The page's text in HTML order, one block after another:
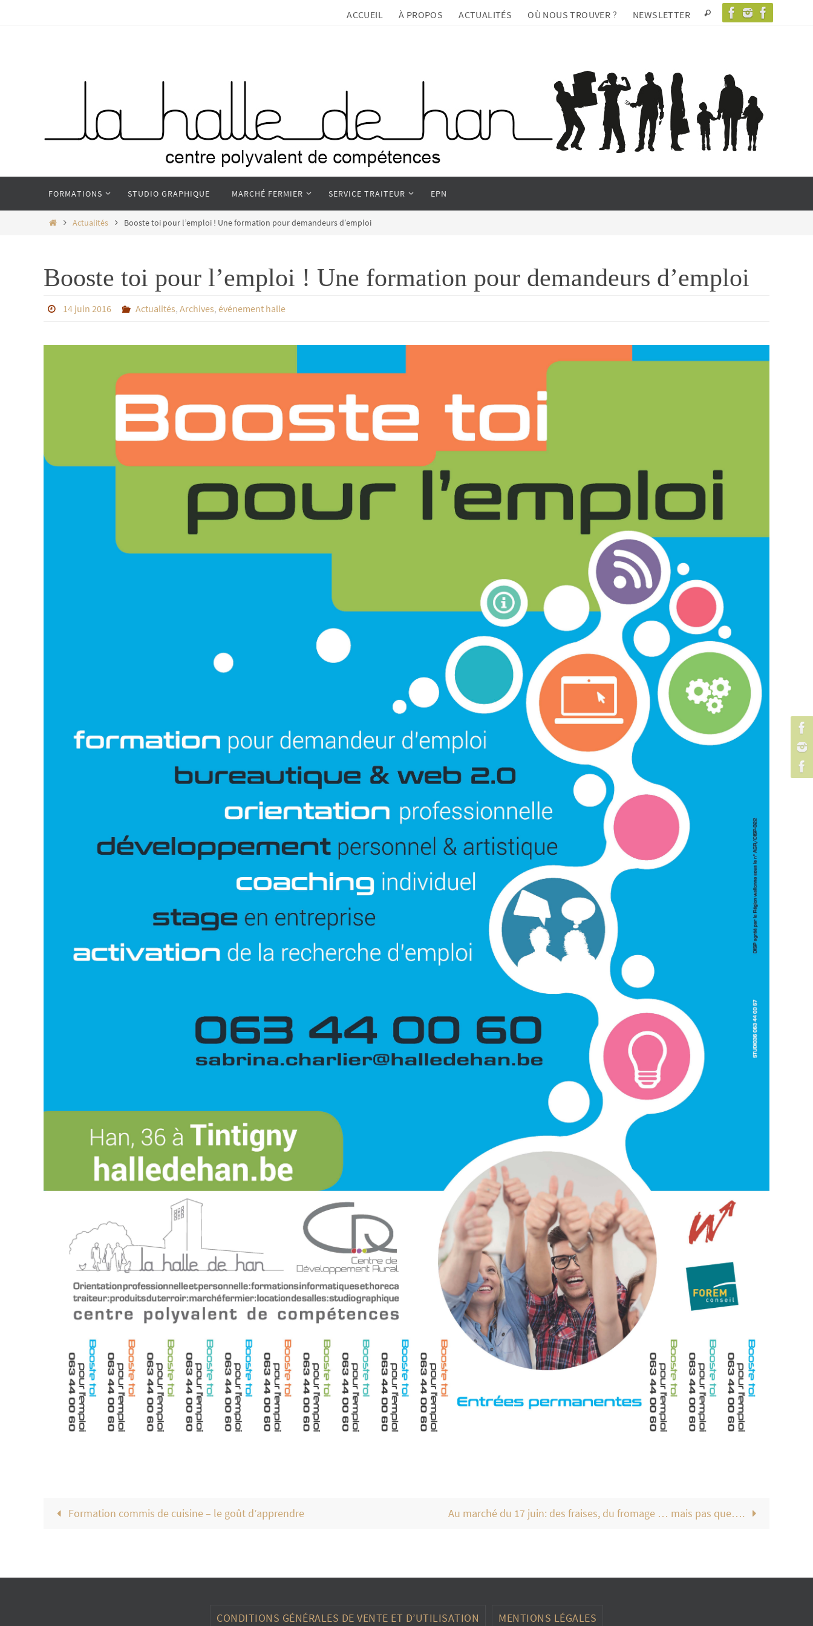
ACCUEIL À PROPOS ACTUALITÉS OÙ NOUS TROUVER ? NEWSLETTER
le
FORMATIONS STUDIO GRAPHIQUE MARCHÉ FERMIER SERVICE TRAITEUR EPN
HomeActualités Booste toi pour l’emploi ! Une formation pour demandeurs d’emploi
Booste toi pour l’emploi ! Une formation pour demandeurs d’emploi
14 juin 2016 Actualités, Archives, événement halle
Formation commis de cuisine – le goût d’apprendre Au marché du 17 juin: des fraises, du fromage … mais pas que….
CONDITIONS GÉNÉRALES DE VENTE ET D’UTILISATION MENTIONS LÉGALES